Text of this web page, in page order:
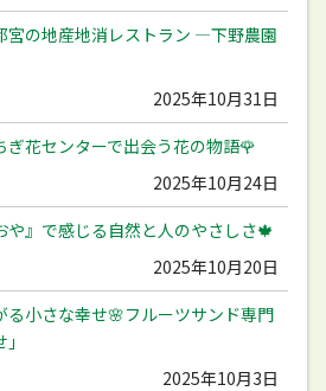
宮の地産地消レストラン ―下野農園
2025年10月31日
花センターで出会う花の物語🌹
2025年10月24日
や』で感じる自然と人のやさしさ🍁
2025年10月20日
る小さな幸せ🌸フルーツサンド専門
2025年10月3日